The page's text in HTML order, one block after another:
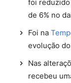
foi reduzido
de 6% no
Foi na
evolução
Nas
recebeu